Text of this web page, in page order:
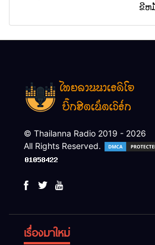
ຂີຫ
© Thailanna Radio 2019 - 2026
All Rights Reserved.
เรื่องมาใหม่